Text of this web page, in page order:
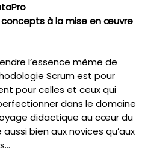
concepts à la mise en œuvre
l’essence même de
Scrum est pour
pour celles et ceux qui
dans le domaine
didactique au cœur du
bien aux novices qu’aux